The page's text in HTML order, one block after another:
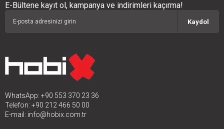
E-Bültene kayıt ol, kampanya ve indirimleri kaçırma!
Kaydol
WhatsApp: +90 553 370 23 36
Telefon: +90 212 466 50 00
E-mail: info@hobix.com.tr